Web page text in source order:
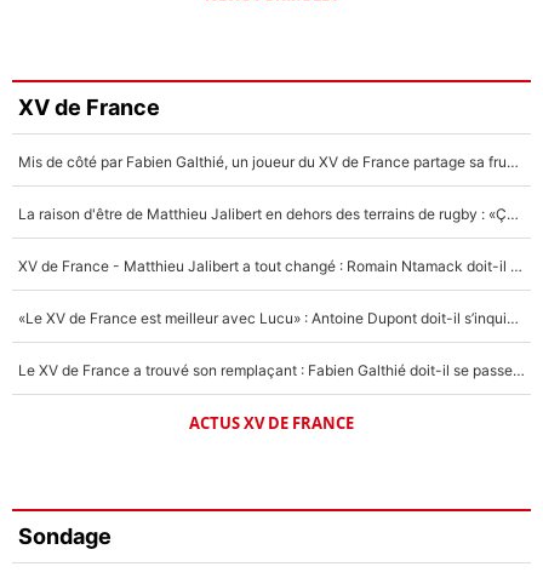
XV de France
Mis de côté par Fabien Galthié, un joueur du XV de France partage sa frustration : «ils ne me l’ont pas dit tout de suite»
La raison d'être de Matthieu Jalibert en dehors des terrains de rugby : «Ça m'atteint autant que si tu touches à un membre de ma famille»
XV de France - Matthieu Jalibert a tout changé : Romain Ntamack doit-il s’inquiéter pour sa place à un an de la Coupe du monde ?
«Le XV de France est meilleur avec Lucu» : Antoine Dupont doit-il s’inquiéter pour sa place ?
Le XV de France a trouvé son remplaçant : Fabien Galthié doit-il se passer d'Antoine Dupont ?
ACTUS XV DE FRANCE
Sondage